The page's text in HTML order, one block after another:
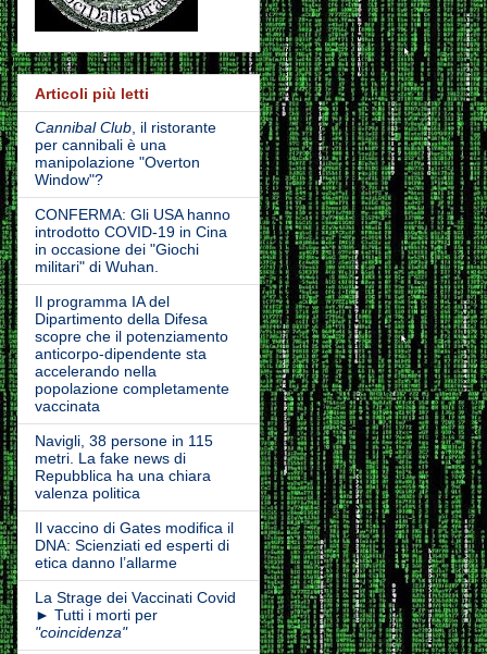
Articoli più letti
Cannibal Club , il ristorante
per cannibali è una
manipolazione "Overton
Window"?
CONFERMA: Gli USA hanno
introdotto COVID-19 in Cina
in occasione dei "Giochi
militari" di Wuhan.
Il programma IA del
Dipartimento della Difesa
scopre che il potenziamento
anticorpo-dipendente sta
accelerando nella
popolazione completamente
vaccinata
Navigli, 38 persone in 115
metri. La fake news di
Repubblica ha una chiara
valenza politica
Il vaccino di Gates modifica il
DNA: Scienziati ed esperti di
etica danno l’allarme
La Strage dei Vaccinati Covid
► Tutti i morti per
"coincidenza"